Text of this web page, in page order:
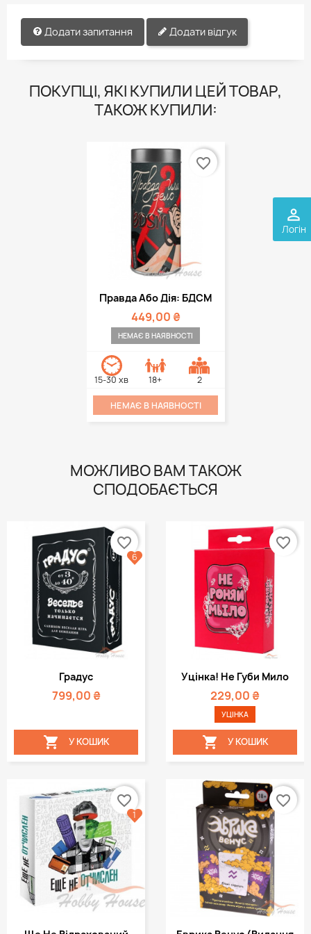
perm_identity
Логін
Додати запитання Додати відгук
ПОКУПЦІ, ЯКІ КУПИЛИ ЦЕЙ ТОВАР,
ТАКОЖ КУПИЛИ:
Правда Або Дія: БДСМ
449,00 ₴
НЕМАЄ В НАЯВНОСТІ
15-30 хв 18+ 2
НЕМАЄ В НАЯВНОСТІ
favorite_border
МОЖЛИВО ВАМ ТАКОЖ
СПОДОБАЄТЬСЯ
Градус
799,00 ₴
 У КОШИК
favorite_border
6
Уцінка! Не Губи Мило
229,00 ₴
УЦІНКА
 У КОШИК
favorite_border
favorite_border
1
favorite_border